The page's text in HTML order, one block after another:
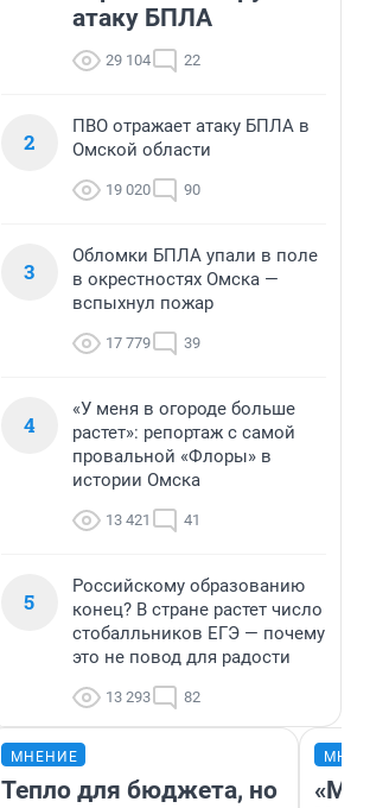
атаку БПЛА
29 104 22
2
ПВО отражает атаку БПЛА в
Омской области
19 020 90
3
Обломки БПЛА упали в поле
в окрестностях Омска —
вспыхнул пожар
17 779 39
4
«У меня в огороде больше
растет»: репортаж с самой
провальной «Флоры» в
истории Омска
13 421 41
5
Российскому образованию
конец? В стране растет число
стобалльников ЕГЭ — почему
это не повод для радости
13 293 82
МНЕНИЕ
Тепло для бюджета, но
«Мы